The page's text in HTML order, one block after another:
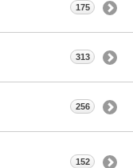
175
313
256
152